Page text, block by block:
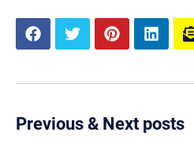
Previous & Next posts